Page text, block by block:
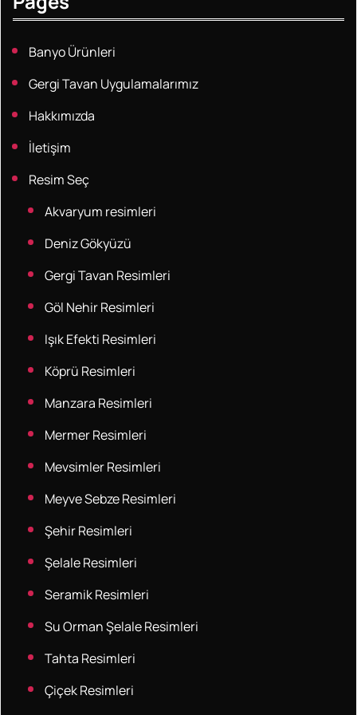
Banyo Ürünleri
Gergi Tavan Uygulamalarımız
Hakkımızda
İletişim
Resim Seç
Akvaryum resimleri
Deniz Gökyüzü
Gergi Tavan Resimleri
Göl Nehir Resimleri
Işık Efekti Resimleri
Köprü Resimleri
Manzara Resimleri
Mermer Resimleri
Mevsimler Resimleri
Meyve Sebze Resimleri
Şehir Resimleri
Şelale Resimleri
Seramik Resimleri
Su Orman Şelale Resimleri
Tahta Resimleri
Çiçek Resimleri